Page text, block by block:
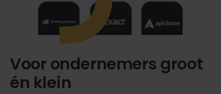
Voor ondernemers groot
én klein